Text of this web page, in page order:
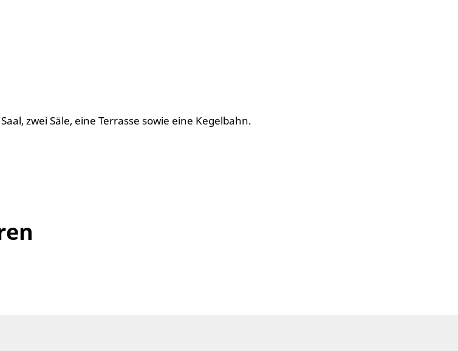
zwei Säle, eine Terrasse sowie eine Kegelbahn.